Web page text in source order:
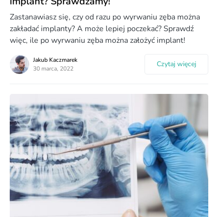
Zastanawiasz się, czy od razu po wyrwaniu zęba można
zakładać implanty? A może lepiej poczekać? Sprawdź
więc, ile po wyrwaniu zęba można założyć implant!
Jakub Kaczmarek
30 marca, 2022
Czytaj więcej